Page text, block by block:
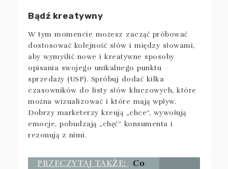
Bądź kreatywny
W tym momencie możesz zacząć próbować
dostosować kolejność słów i między słowami,
aby wymyślić nowe i kreatywne sposoby
opisania swojego unikalnego punktu
sprzedaży (USP). Spróbuj dodać kilka
czasowników do listy słów kluczowych, które
można wizualizować i które mają wpływ.
Dobrzy marketerzy kreują „chce”, wywołują
emocje, pobudzają „chęć” konsumenta i
rezonują z nimi.
PRZECZYTAJ TAKŻE:
Co